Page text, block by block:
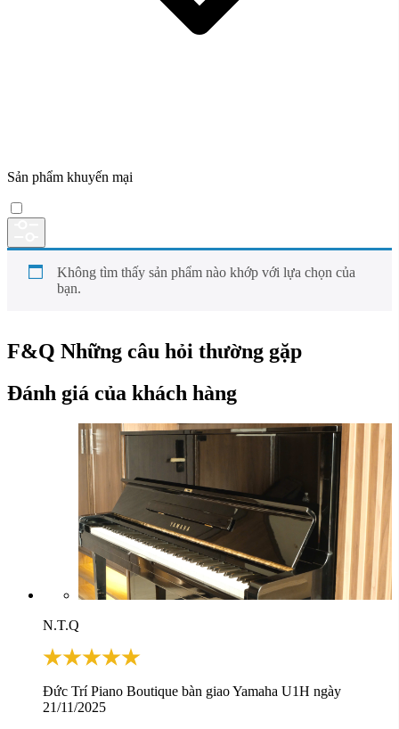
Sản phẩm khuyến mại
Không tìm thấy sản phẩm nào khớp với lựa chọn của
bạn.
F&Q Những câu hỏi thường gặp
Đánh giá của khách hàng
N.T.Q
Đức Trí Piano Boutique bàn giao Yamaha U1H ngày
21/11/2025